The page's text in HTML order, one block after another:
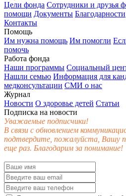
Цели фонда Сотрудники и друзья
помощи Документы Благодарности
Контакты
Помощь
Им нужна помощь Им помогли
помочь
Работа фонда
Наши программы Социальный
Нашли семью Информация для
медконсультации СМИ о нас
Журнал
Новости О здоровье детей Статьи
Подписка на новости
Уважаемые подписчики!
В связи с обновлением
подтвердите, пожалуйста, Вашу
еще раз. Благодарим за понимание!